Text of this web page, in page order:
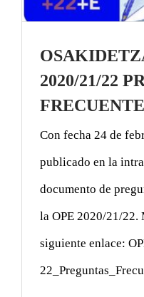
2020/21/22
Con fecha 24 de
publicado en la
documento de
la OPE 2020/21/22.
siguiente enlace: